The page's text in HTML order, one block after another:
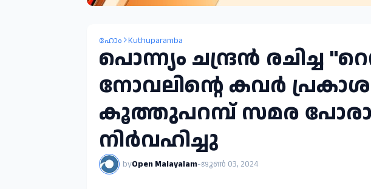
ഹോം Kuthuparamba
പൊന്ന്യം ചന്ദ്രൻ രചിച്ച
നോവലിൻ്റെ കവർ
കൂത്തുപറമ്പ് സമര
നിർവഹിച്ചു
byOpen Malayalam-ജൂൺ 03, 2024